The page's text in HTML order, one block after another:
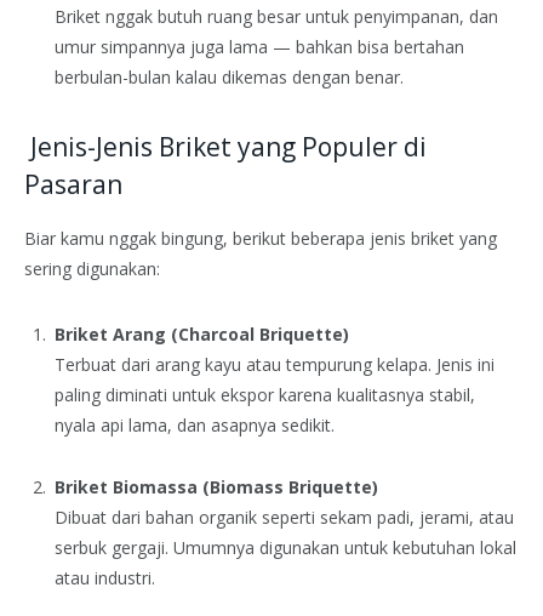
Briket nggak butuh ruang besar untuk penyimpanan, dan
umur simpannya juga lama — bahkan bisa bertahan
berbulan-bulan kalau dikemas dengan benar.
Jenis-Jenis Briket yang Populer di
Pasaran
Biar kamu nggak bingung, berikut beberapa jenis briket yang
sering digunakan:
Briket Arang (Charcoal Briquette)
Terbuat dari arang kayu atau tempurung kelapa. Jenis ini
paling diminati untuk ekspor karena kualitasnya stabil,
nyala api lama, dan asapnya sedikit.
Briket Biomassa (Biomass Briquette)
Dibuat dari bahan organik seperti sekam padi, jerami, atau
serbuk gergaji. Umumnya digunakan untuk kebutuhan lokal
atau industri.